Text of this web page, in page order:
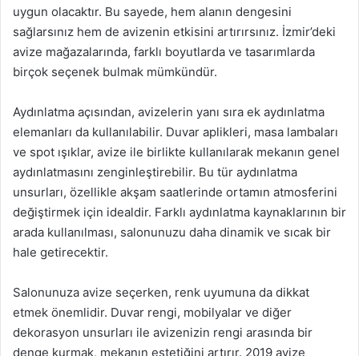
uygun olacaktır. Bu sayede, hem alanın dengesini
sağlarsınız hem de avizenin etkisini artırırsınız. İzmir’deki
avize mağazalarında, farklı boyutlarda ve tasarımlarda
birçok seçenek bulmak mümkündür.
Aydınlatma açısından, avizelerin yanı sıra ek aydınlatma
elemanları da kullanılabilir. Duvar aplikleri, masa lambaları
ve spot ışıklar, avize ile birlikte kullanılarak mekanın genel
aydınlatmasını zenginleştirebilir. Bu tür aydınlatma
unsurları, özellikle akşam saatlerinde ortamın atmosferini
değiştirmek için idealdir. Farklı aydınlatma kaynaklarının bir
arada kullanılması, salonunuzu daha dinamik ve sıcak bir
hale getirecektir.
Salonunuza avize seçerken, renk uyumuna da dikkat
etmek önemlidir. Duvar rengi, mobilyalar ve diğer
dekorasyon unsurları ile avizenizin rengi arasında bir
denge kurmak, mekanın estetiğini artırır. 2019 avize